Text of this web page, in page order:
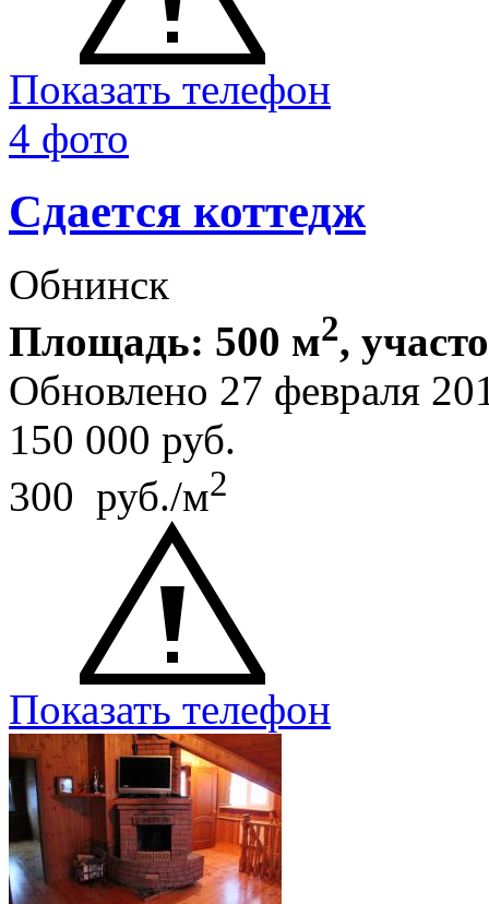
Показать телефон
4 фото
Сдается коттедж
Обнинск
Площадь: 500 м2,
Обновлено 27 февраля
150 000 руб.
300 руб./м2
Показать телефон